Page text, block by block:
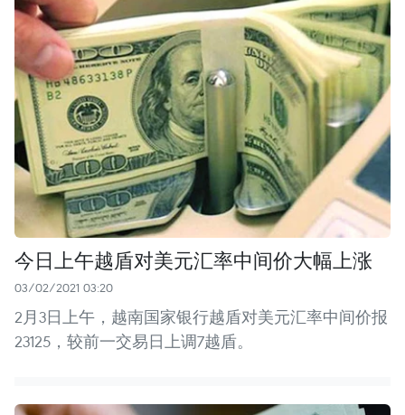
今日上午越盾对美元汇率中间价大幅上涨
03/02/2021 03:20
2月3日上午，越南国家银行越盾对美元汇率中间价报
23125，较前一交易日上调7越盾。